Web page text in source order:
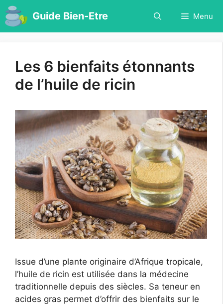
Aller
au
contenu
Guide Bien-Etre Menu
Les 6 bienfaits étonnants
de l’huile de ricin
Issue d’une plante originaire d’Afrique tropicale,
l’huile de ricin est utilisée dans la médecine
traditionnelle depuis des siècles. Sa teneur en
acides gras permet d’offrir des bienfaits sur le